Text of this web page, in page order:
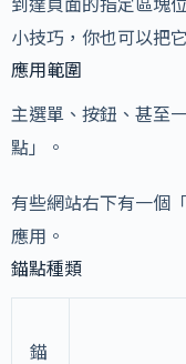
到達頁面的指定區塊
小技巧，你也可以把
應用範圍
主選單、按鈕、甚至
點」。
有些網站右下有一個
應用。
錨點種類
錨